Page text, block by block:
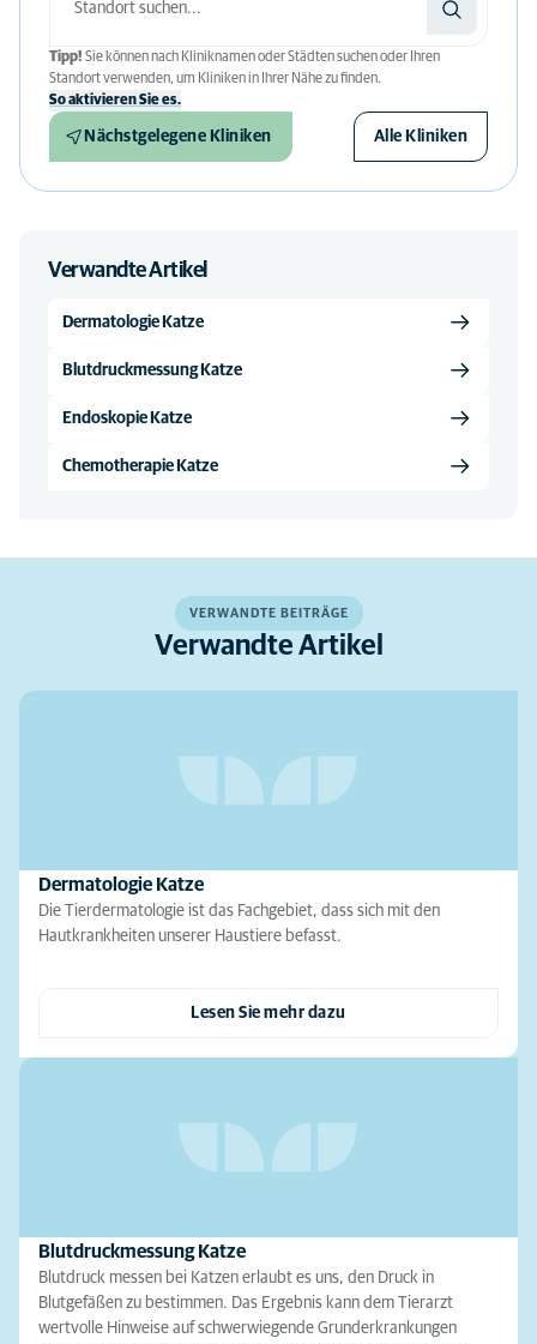
Tipp! Sie können nach Kliniknamen oder Städten suchen oder Ihren
Standort verwenden, um Kliniken in Ihrer Nähe zu finden.
So aktivieren Sie es.
Nächstgelegene Kliniken Alle Kliniken
Verwandte Artikel
Dermatologie Katze
Blutdruckmessung Katze
Endoskopie Katze
Chemotherapie Katze
VERWANDTE BEITRÄGE
Verwandte Artikel
Dermatologie Katze
Die Tierdermatologie ist das Fachgebiet, dass sich mit den
Hautkrankheiten unserer Haustiere befasst.
Lesen Sie mehr dazu
Blutdruckmessung Katze
Blutdruck messen bei Katzen erlaubt es uns, den Druck in
Blutgefäßen zu bestimmen. Das Ergebnis kann dem Tierarzt
wertvolle Hinweise auf schwerwiegende Grunderkrankungen